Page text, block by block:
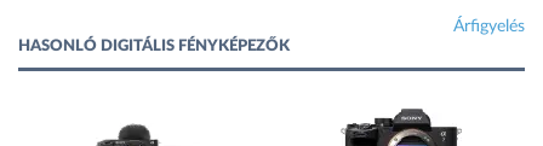
Árfigyelés
HASONLÓ DIGITÁLIS FÉNYKÉPEZŐK